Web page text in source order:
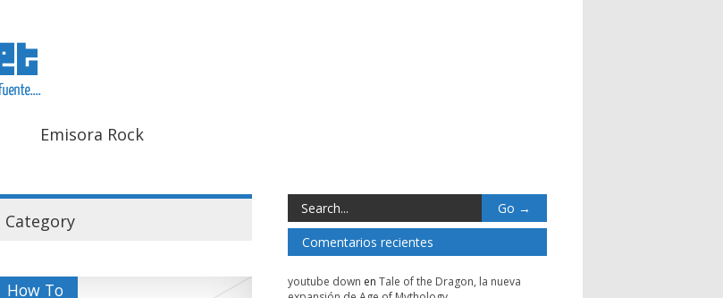
Emisora Rock
Category
How To
Comentarios recientes
youtube down en Tale of the Dragon, la nueva